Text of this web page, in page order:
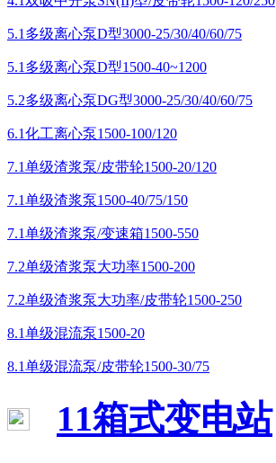
5.1多级离心泵D型3000-25/30/40/60/75
5.1多级离心泵D型1500-40~1200
5.2多级离心泵DG型3000-25/30/40/60/75
6.1化工离心泵1500-100/120
7.1单级渣浆泵/皮带轮1500-20/120
7.1单级渣浆泵1500-40/75/150
7.1单级渣浆泵/变速箱1500-550
7.2单级渣浆泵大功率1500-200
7.2单级渣浆泵大功率/皮带轮1500-250
8.1单级混流泵1500-20
8.1单级混流泵/皮带轮1500-30/75
11箱式变电站